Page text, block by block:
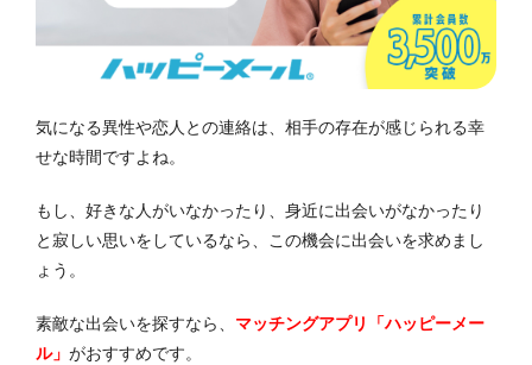
気になる異性や恋人との連絡は、相手の存在が感じられる幸
せな時間ですよね。
もし、好きな人がいなかったり、身近に出会いがなかったり
と寂しい思いをしているなら、この機会に出会いを求めまし
ょう。
素敵な出会いを探すなら、 マッチングアプリ「ハッピーメー
ル」 がおすすめです。